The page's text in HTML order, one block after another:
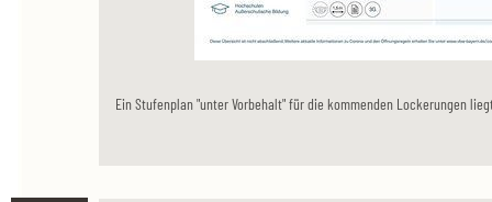
Ein Stufenplan "unter Vorbehalt" für die kommenden Lockerungen